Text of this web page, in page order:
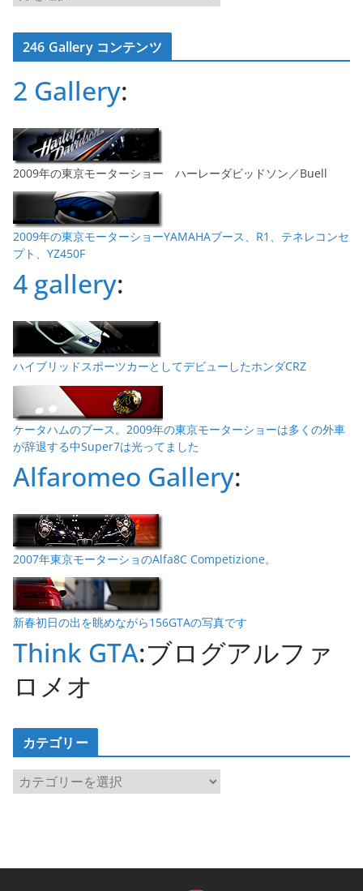
ー
カ
イ246 Gallery コンテンツ
2 Gallery:
2009年の東京モーターショー ハーレーダビッドソン／Buell
2009年の東京モーターショーYAMAHAブース、R1、テネレコンセ
プト、YZ450F
4 gallery:
ハイブリッドスポーツカーとしてデビューしたホンダCRZ
ケータハムのブース。2009年の東京モーターショーは多くの外車
が辞退する中Super7は光ってました
Alfaromeo Gallery:
2007年東京モーターショのAlfa8C Competizione。
新春初日の出を眺めながら156GTAの写真です
Think GTA:ブログアルファ
ロメオ
カテゴリー
カ
テ